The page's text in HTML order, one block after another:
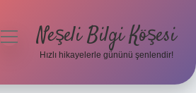
menüyüNeşeli Bilgi Köşesi
Hızlı hikayelerle gününü şenlendir!